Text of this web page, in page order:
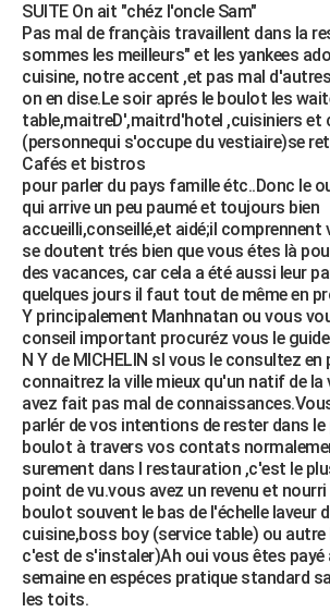
SUITE On ait "chéz l'oncle Sam"
Pas mal de françàis travaillent dans la
sommes les meilleurs" et les yankees
cuisine, notre accent ,et pas mal
on en dise.Le soir aprés le boulot les
table,maitreD',maitrd'hotel ,cuisiniers et
(personnequi s'occupe du vestiaire)se
Cafés et bistros
pour parler du pays famille étc..Donc le
qui arrive un peu paumé et toujours bien
accueilli,conseillé,et aidé;il
se doutent trés bien que vous étes là
des vacances, car cela a été aussi leur
quelques jours il faut tout de même en
Y principalement Manhnatan ou vous
conseil important procuréz vous le
N Y de MICHELIN sI vous le consultez
connaitrez la ville mieux qu'un natif de la
avez fait pas mal de
parlér de vos intentions de rester dans
boulot à travers vos contats
surement dans l restauration ,c'est le
point de vu.vous avez un revenu et
boulot souvent le bas de l'échelle laveur
cuisine,boss boy (service table) ou autre
c'est de s'instaler)Ah oui vous êtes payé
semaine en espéces pratique standard
les toits.